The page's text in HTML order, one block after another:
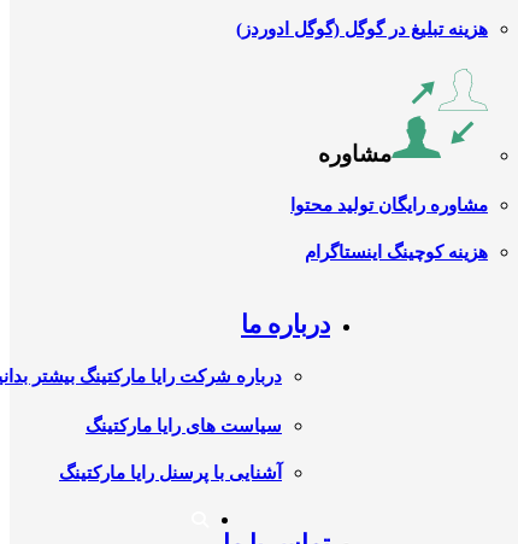
هزینه تبلیغ در گوگل (گوگل ادوردز)
مشاوره
مشاوره رایگان تولید محتوا
هزینه کوچینگ اینستاگرام
درباره ما
درباره شرکت رایا مارکتینگ بیشتر
سیاست های رایا مارکتینگ
آشنایی با پرسنل رایا مارکتینگ